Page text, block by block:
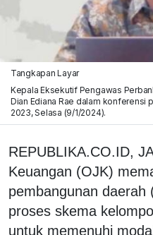
Tangkapan Layar
Kepala Eksekutif Pengawas
Dian Ediana Rae dalam konferensi
2023, Selasa (9/1/2024).
REPUBLIKA.CO.ID,
Keuangan (OJK)
pembangunan daerah
proses skema
untuk memenuhi